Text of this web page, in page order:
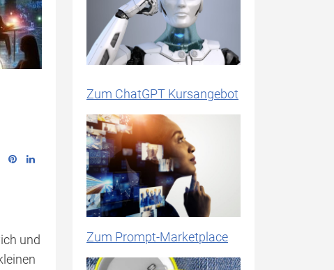
und
Zum ChatGPT Kursangebot
Zum Prompt-Marketplace